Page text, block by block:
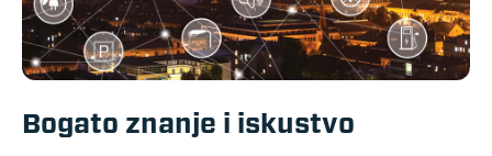
Bogato znanje i iskustvo